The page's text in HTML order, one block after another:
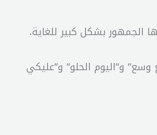
الجمهور بشكل كبير للغاية.
و”اليوم الحلو” و”عليكي